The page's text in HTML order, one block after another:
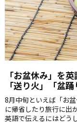
「お盆休み」を
「送り火」「盆
8月中旬といえば「お
に帰省したり旅行に出
英語で伝えるにはどう